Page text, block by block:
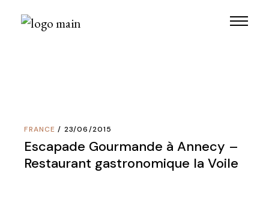
FRANCE 23/06/2015
Escapade Gourmande à Annecy –
Restaurant gastronomique la Voile